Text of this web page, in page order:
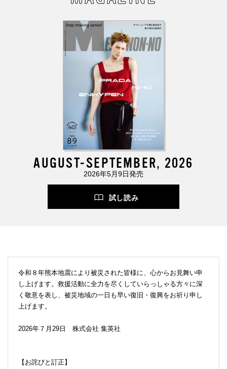
AUGUST-SEPTEMBER, 2026
2026年5月9日発売
試し読み
令和８年熊本地震により被災された皆様に、心からお見舞い申
し上げます。救援活動に全力を尽くしていらっしゃる方々に深
く敬意を表し、被災地域の一日も早い復旧・復興をお祈り申し
上げます。
2026年７月29日 株式会社 集英社
【お詫びと訂正】